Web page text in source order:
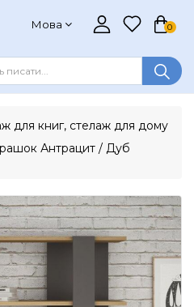
Мова 0
для книг, стелаж для дому
Антрацит / Дуб